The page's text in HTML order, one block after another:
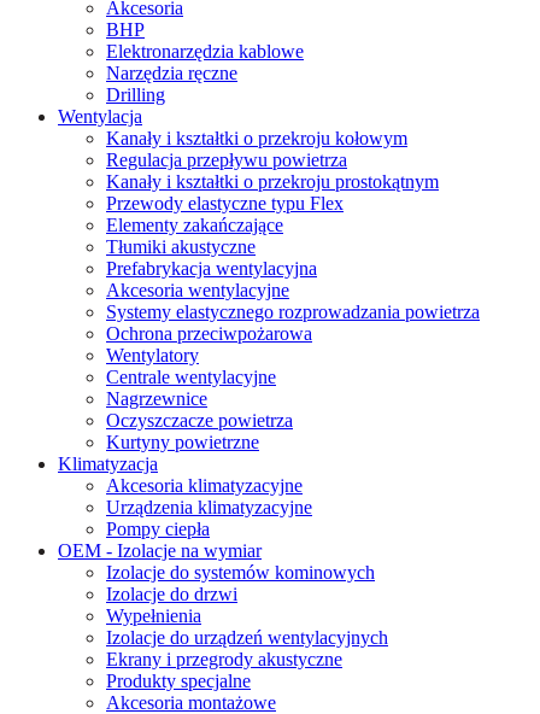
Akcesoria
BHP
Elektronarzędzia kablowe
Narzędzia ręczne
Drilling
Wentylacja
Kanały i kształtki o przekroju kołowym
Regulacja przepływu powietrza
Kanały i kształtki o przekroju prostokątnym
Przewody elastyczne typu Flex
Elementy zakańczające
Tłumiki akustyczne
Prefabrykacja wentylacyjna
Akcesoria wentylacyjne
Systemy elastycznego rozprowadzania powietrza
Ochrona przeciwpożarowa
Wentylatory
Centrale wentylacyjne
Nagrzewnice
Oczyszczacze powietrza
Kurtyny powietrzne
Klimatyzacja
Akcesoria klimatyzacyjne
Urządzenia klimatyzacyjne
Pompy ciepła
OEM - Izolacje na wymiar
Izolacje do systemów kominowych
Izolacje do drzwi
Wypełnienia
Izolacje do urządzeń wentylacyjnych
Ekrany i przegrody akustyczne
Produkty specjalne
Akcesoria montażowe